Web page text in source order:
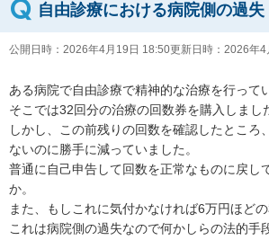
自由診療における病院側の過失
公開日時： 2026年4月19日 18:50更新日時： 2026年4
ある病院で自由診療で精神的な治療を行って
そこでは32回分の治療の回数券を購入しまし
しかし、この前残りの回数を確認したところ
ないのに勝手に減っていました。
普通に自己申告して回数を正常なものに戻し
か。
また、もしこれに気付かなければ6万円ほどの
これは病院側の過失なので何かしらの法的手